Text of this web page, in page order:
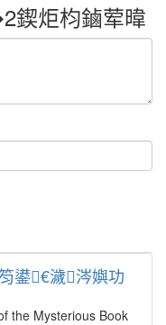
鍥炬枃鏀荤暐
鍙€濊涔嬩功
the Mysterious Book